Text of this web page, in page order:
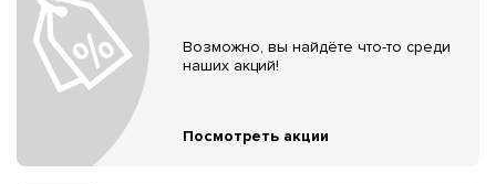
Возможно, вы найдёте что-то среди
наших акций!
Посмотреть акции